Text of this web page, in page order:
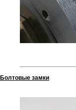
Болтовые замки